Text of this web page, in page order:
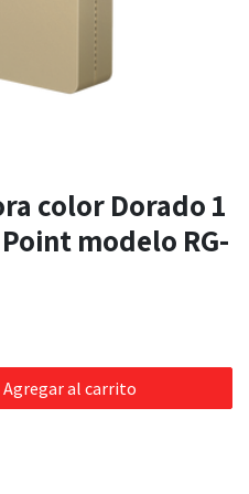
color Dorado 1
modelo RG-
Agregar al carrito